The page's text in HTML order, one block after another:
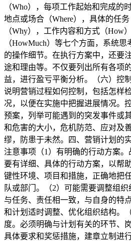
（Who），每项工作起始和完成的
地点或场合（Where），具体的任
（Why），工作内容和方式（How
（HowMuch）等七个方面，系统
的操作细节。在执行方案中，还要
途和理由等。不仅要列出所有各项
益，进行盈亏平衡分析。（六）控
说明营销过程如何控制，包括怎样
况，以便在实施中把握进展情况。
预案，列举可能遇到的突发事件或
和危害的大小，危机防范、应对及
缪，防患于未然。四、营销计划的
注意事项（1）有明确的行动方案。
要有详细、具体的行动方案，以帮
键性环境、项目和措施，正确地把
队或部门。（2）可能需要调整组
与任务、责任相一致，与自身的特
和计划适时调整、优化组织结构。
度。必须明确与计划有关的环节、
具体要求和奖惩措施，建章立制进